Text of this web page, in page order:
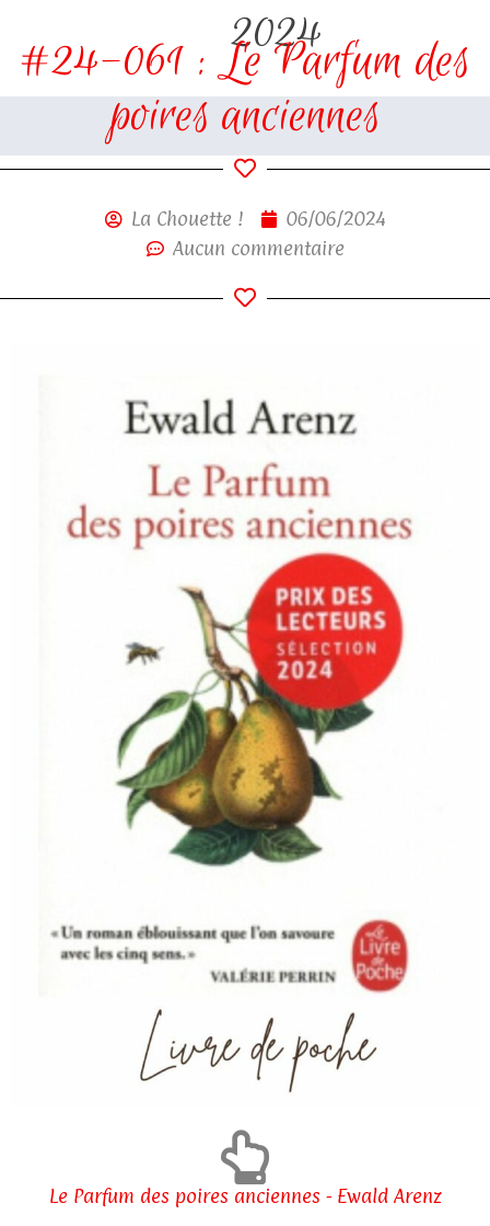
2024
#24-061 : Le Parfum des
poires anciennes
La Chouette !
06/06/2024
Aucun commentaire
Le Parfum des poires anciennes - Ewald Arenz